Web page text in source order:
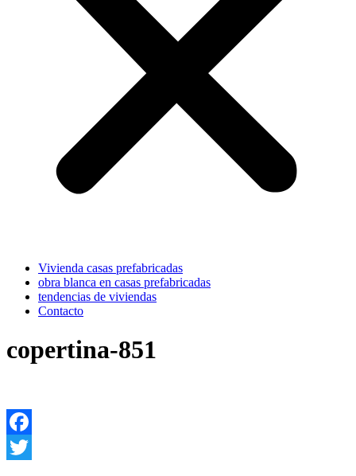
Vivienda casas prefabricadas
obra blanca en casas prefabricadas
tendencias de viviendas
Contacto
copertina-851
Facebook